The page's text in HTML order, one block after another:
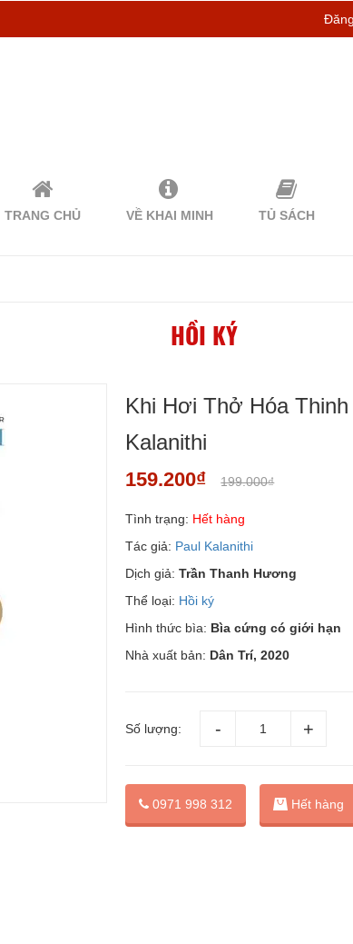
TRANG CHỦ VỀ KHAI MINH TỦ SÁCH
HỒI KÝ
Khi Hơi Thở Hóa
Kalanithi
159.200₫ 199.000₫
Tình trạng: Hết hàng
Tác giả: Paul Kalanithi
Dịch giả:Trần Thanh Hương
Thể loại: Hồi ký
Hình thức bìa: Bìa cứng có giới hạn
Nhà xuất bản: Dân Trí, 2020
Số lượng:
0971 998 312 Hết hàng